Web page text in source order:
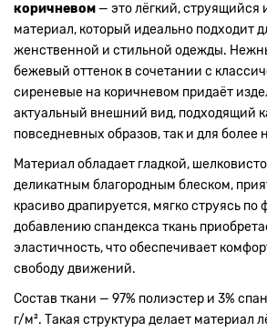
коричневом — это лёгкий, струящийся
материал, который идеально подходит
женственной и стильной одежды.
бежевый оттенок в сочетании с
сиреневые на коричневом придаёт
актуальный внешний вид, подходящий
повседневных образов, так и для более
Материал обладает гладкой,
деликатным благородным блеском,
красиво драпируется, мягко струясь по
добавлению спандекса ткань
эластичность, что обеспечивает
свободу движений.
Состав ткани — 97% полиэстер и 3%
г/м². Такая структура делает материал